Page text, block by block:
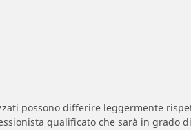
possono differire leggermente
qualificato che sarà in grado